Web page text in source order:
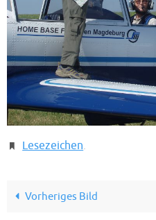
Lesezeichen.
Vorheriges Bild